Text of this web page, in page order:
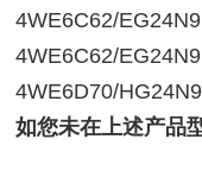
4WE6C62/
4WE6C62/
4WE6D70/
如您未在上述产品